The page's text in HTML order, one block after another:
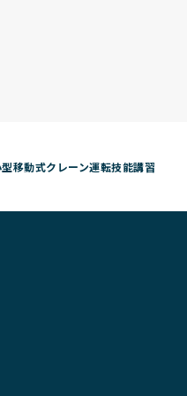
移動式クレーン運転技能講習